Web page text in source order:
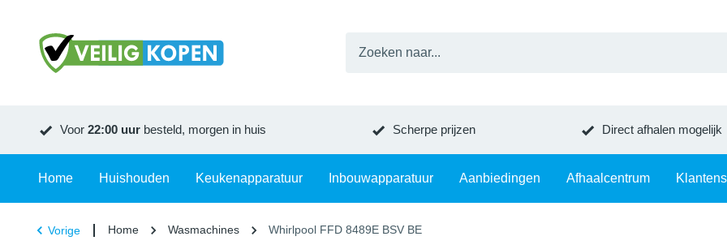
Voor 22:00 uur besteld, morgen in huis Scherpe prijzen Direct afhalen mogelijk
Home Huishouden Keukenapparatuur Inbouwapparatuur Aanbiedingen Afhaalcentrum
Vorige Home Wasmachines Whirlpool FFD 8489E BSV BE